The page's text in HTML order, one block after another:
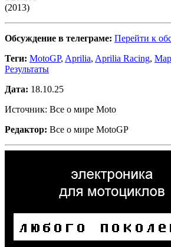
(2013)
Обсуждение в телеграме: Перейти к
Теги: MotoGP, Aprilia, Aprilia Racing,
Результаты
Дата: 18.10.25
Источник: Все о мире Moto
Редактор: Все о мире MotoGP